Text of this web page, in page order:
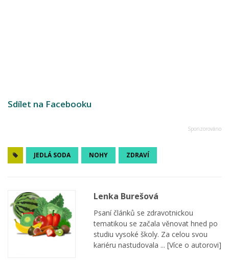
Sdílet na Facebooku
JEDLÁ SODA NOHY ZDRAVÍ
Lenka Burešová
Psaní článků se zdravotnickou
tematikou se začala věnovat hned po
studiu vysoké školy. Za celou svou
kariéru nastudovala ... [Více o autorovi]